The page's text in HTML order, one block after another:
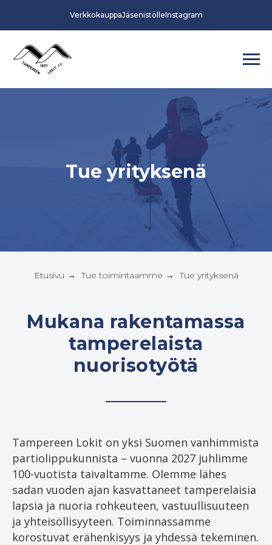
VerkkokauppaJäsenistölleInstagram
Tue yrityksenä
Etusivu → Tue toimintaamme → Tue yrityksenä
Mukana rakentamassa
tamperelaista
nuorisotyötä
Tampereen Lokit on yksi Suomen vanhimmista
partiolippukunnista – vuonna 2027 juhlimme
100-vuotista taivaltamme. Olemme lähes
sadan vuoden ajan kasvattaneet tamperelaisia
lapsia ja nuoria rohkeuteen, vastuullisuuteen
ja yhteisöllisyyteen. Toiminnassamme
korostuvat erähenkisyys ja yhdessä tekeminen.